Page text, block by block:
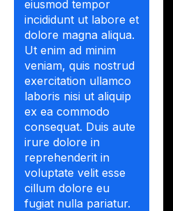
eiusmod tempor
incididunt ut labore et
dolore magna aliqua.
Ut enim ad minim
veniam, quis nostrud
exercitation ullamco
laboris nisi ut aliquip
ex ea commodo
consequat. Duis aute
irure dolore in
reprehenderit in
voluptate velit esse
cillum dolore eu
fugiat nulla pariatur.